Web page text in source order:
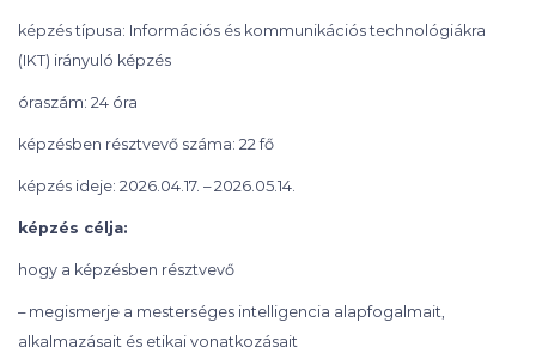
képzés típusa: Információs és kommunikációs technológiákra
(IKT) irányuló képzés
óraszám: 24 óra
képzésben résztvevő száma: 22 fő
képzés ideje: 2026.04.17. – 2026.05.14.
képzés célja:
hogy a képzésben résztvevő
– megismerje a mesterséges intelligencia alapfogalmait,
alkalmazásait és etikai vonatkozásait